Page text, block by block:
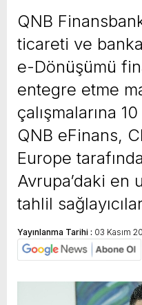
QNB
ticareti ve
e-Dönüşümü
entegre etme
çalışmalarına
QNB eFinans,
Europe
Avrupa’daki en
tahlil
Yayınlanma Tarihi : 03 Kasım